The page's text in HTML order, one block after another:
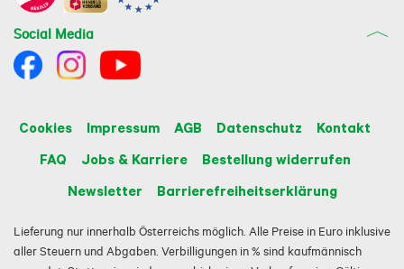
Social Media
Cookies Impressum AGB Datenschutz
Kontakt
FAQ
Jobs & Karriere
Bestellung widerrufen
Newsletter
Barrierefreiheitserklärung
Lieferung nur innerhalb Österreichs möglich. Alle Preise in Euro inklusive
aller Steuern und Abgaben. Verbilligungen in % sind kaufmännisch